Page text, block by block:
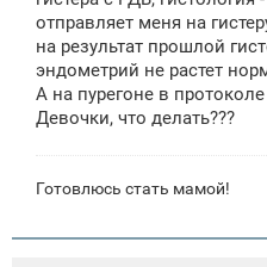
отправляет меня на
на результат прошлой
эндометрий не растет
А на пурегоне в
Девочки, что делать???
Готовлюсь стать мамой!